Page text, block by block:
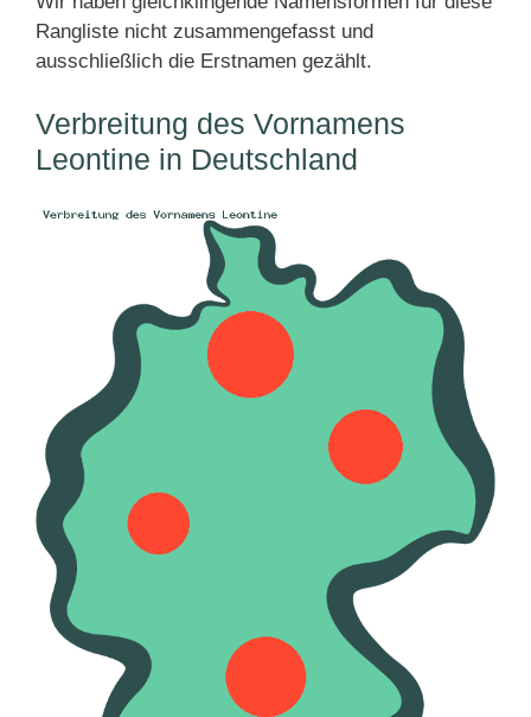
Rangliste nicht zusammengefasst und
ausschließlich die Erstnamen gezählt.
Verbreitung des Vornamens
Leontine in Deutschland